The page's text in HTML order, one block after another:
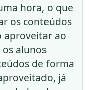
hora, o que
os conteúdos
aproveitar ao
alunos
de forma
já